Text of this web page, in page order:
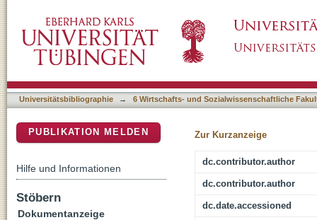
Universitätsbibliographie → 6 Wirtschafts- und Sozialwissenschaftliche
Zur Kurzanzeige
dc.contributor.author
dc.contributor.author
dc.date.accessioned
PUBLIKATION MELDEN
Hilfe und Informationen
Stöbern
Dokumentanzeige